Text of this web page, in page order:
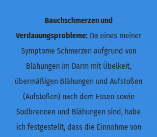
Bauchschmerzen und
Verdauungsprobleme:Da eines meiner
Symptome Schmerzen aufgrund von
Blähungen im Darm mit Übelkeit,
übermäßigen Blähungen und Aufstoßen
(Aufstoßen) nach dem Essen sowie
Sodbrennen und Blähungen sind, habe
ich festgestellt, dass die Einnahme von